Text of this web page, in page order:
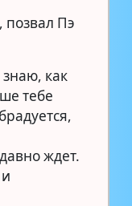
позвал Пэ
как
тебе
ждет.